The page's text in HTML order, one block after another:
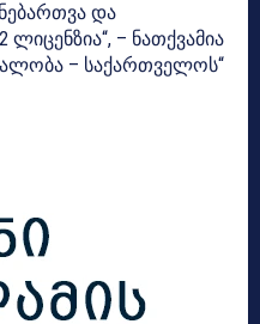
და
– ნათქვამია
– საქართველოს“